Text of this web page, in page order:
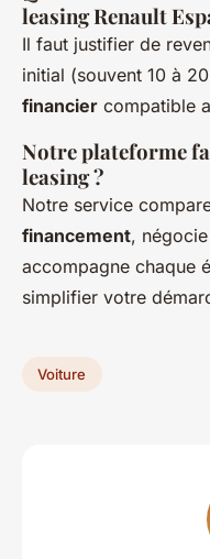
leasing Renault
Il faut justifier de
initial (souvent 10 à
financier compatible
Notre plateforme
leasing ?
Notre service
financement,
accompagne chaque
simplifier votre
Voiture